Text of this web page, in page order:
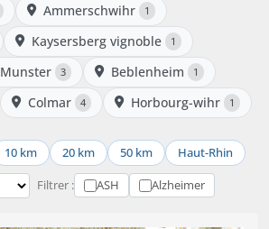
Ammerschwihr 1
Kaysersberg vignoble 1
Munster 3 Beblenheim 1
Colmar 4 Horbourg-wihr 1
10 km 20 km 50 km Haut-Rhin
Filtrer : ASH Alzheimer